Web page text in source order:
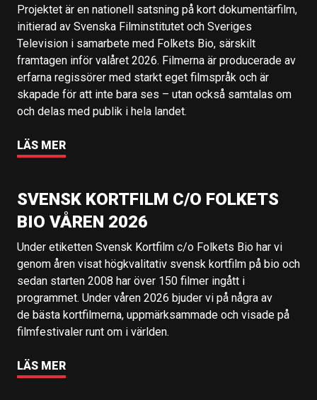
Projektet är en nationell satsning på kort dokumentärfilm,
initierad av Svenska Filminstitutet och Sveriges
Television i samarbete med Folkets Bio, särskilt
framtagen inför valåret 2026. Filmerna är producerade av
erfarna regissörer med starkt eget filmspråk och är
skapade för att inte bara ses – utan också samtalas om
och delas med publik i hela landet.
LÄS MER
SVENSK KORTFILM C/O FOLKETS
BIO VÅREN 2026
Under etiketten Svensk Kortfilm c/o Folkets Bio har vi
genom åren visat högkvalitativ svensk kortfilm på bio och
sedan starten 2008 har över 150 filmer ingått i
programmet. Under våren 2026 bjuder vi på några av
de bästa kortfilmerna, uppmärksammade och visade på
filmfestivaler runt om i världen.
LÄS MER